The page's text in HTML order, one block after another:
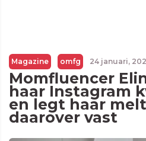
Magazine omfg 24 januari,
Momfluencer
haar Instagram
en legt haar
daarover vast